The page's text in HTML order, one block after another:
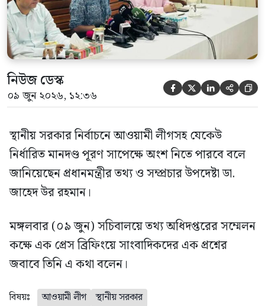
নিউজ ডেস্ক
০৯ জুন ২০২৬, ১২:৩৬     
স্থানীয় সরকার নির্বাচনে আওয়ামী লীগসহ যেকেউ
নির্ধারিত মানদণ্ড পূরণ সাপেক্ষে অংশ নিতে পারবে বলে
জানিয়েছেন প্রধানমন্ত্রীর তথ্য ও সম্প্রচার উপদেষ্টা ডা.
জাহেদ উর রহমান।
মঙ্গলবার (০৯ জুন) সচিবালয়ে তথ্য অধিদপ্তরের সম্মেলন
কক্ষে এক প্রেস ব্রিফিংয়ে সাংবাদিকদের এক প্রশ্নের
জবাবে তিনি এ কথা বলেন।
বিষয়ঃ আওয়ামী লীগ স্থানীয় সরকার